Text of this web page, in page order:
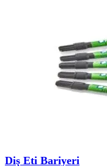
Diş Eti Bariyeri